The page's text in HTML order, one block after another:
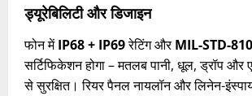
ड्यूरेबिलिटी और डिजाइन
फोन मेंIP68 + IP69रेटिंग औरMIL-STD-810
सर्टिफिकेशन होगा – मतलब पानी, धूल, ड्रॉप और
से सुरक्षित। रियर पैनल नायलॉन और लिनेन-